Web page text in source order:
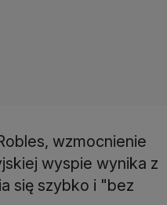
wzmocnienie
wyspie wynika z
się szybko i "bez